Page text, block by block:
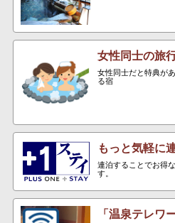
女性同士の旅
女性同士だと特典が
る宿
もっと気軽に
連泊することでお得
す。
「温泉テレワ